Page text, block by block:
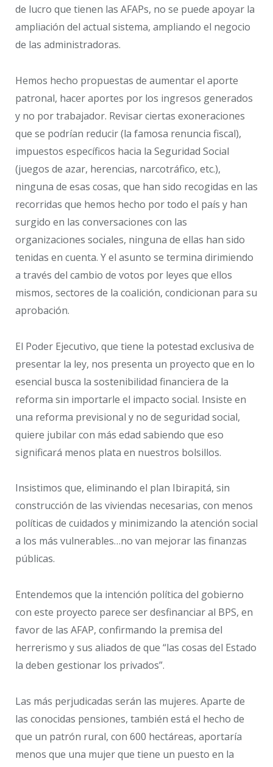
de lucro que tienen las AFAPs, no se puede apoyar la
ampliación del actual sistema, ampliando el negocio
de las administradoras.
Hemos hecho propuestas de aumentar el aporte
patronal, hacer aportes por los ingresos generados
y no por trabajador. Revisar ciertas exoneraciones
que se podrían reducir (la famosa renuncia fiscal),
impuestos específicos hacia la Seguridad Social
(juegos de azar, herencias, narcotráfico, etc.),
ninguna de esas cosas, que han sido recogidas en las
recorridas que hemos hecho por todo el país y han
surgido en las conversaciones con las
organizaciones sociales, ninguna de ellas han sido
tenidas en cuenta. Y el asunto se termina dirimiendo
a través del cambio de votos por leyes que ellos
mismos, sectores de la coalición, condicionan para su
aprobación.
El Poder Ejecutivo, que tiene la potestad exclusiva de
presentar la ley, nos presenta un proyecto que en lo
esencial busca la sostenibilidad financiera de la
reforma sin importarle el impacto social. Insiste en
una reforma previsional y no de seguridad social,
quiere jubilar con más edad sabiendo que eso
significará menos plata en nuestros bolsillos.
Insistimos que, eliminando el plan Ibirapitá, sin
construcción de las viviendas necesarias, con menos
políticas de cuidados y minimizando la atención social
a los más vulnerables…no van mejorar las finanzas
públicas.
Entendemos que la intención política del gobierno
con este proyecto parece ser desfinanciar al BPS, en
favor de las AFAP, confirmando la premisa del
herrerismo y sus aliados de que “las cosas del Estado
la deben gestionar los privados”.
Las más perjudicadas serán las mujeres. Aparte de
las conocidas pensiones, también está el hecho de
que un patrón rural, con 600 hectáreas, aportaría
menos que una mujer que tiene un puesto en la